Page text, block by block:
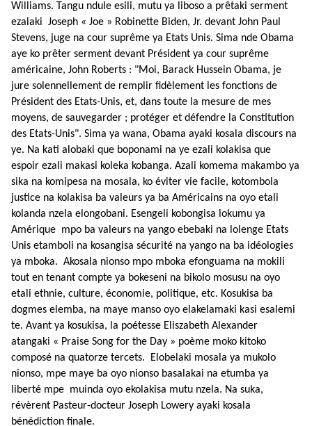
Williams. Tangu ndule esili, mutu ya liboso a prêtaki serment
ezalaki Joseph « Joe » Robinette Biden, Jr. devant John Paul
Stevens, juge na cour suprême ya Etats Unis. Sima nde Obama
aye ko prêter serment devant Président ya cour suprême
américaine, John Roberts : "Moi, Barack Hussein Obama, je
jure solennellement de remplir fidèlement les fonctions de
Président des Etats-Unis, et, dans toute la mesure de mes
moyens, de sauvegarder ; protéger et défendre la Constitution
des Etats-Unis". Sima ya wana, Obama ayaki kosala discours na
ye. Na kati alobaki que boponami na ye ezali kolakisa que
espoir ezali makasi koleka kobanga. Azali komema makambo ya
sika na komipesa na mosala, ko éviter vie facile, kotombola
justice na kolakisa ba valeurs ya ba Américains na oyo etali
kolanda nzela elongobani. Esengeli kobongisa lokumu ya
Amérique mpo ba valeurs na yango ebebaki na lolenge Etats
Unis etamboli na kosangisa sécurité na yango na ba idéologies
ya mboka. Akosala nionso mpo mboka efonguama na mokili
tout en tenant compte ya bokeseni na bikolo mosusu na oyo
etali ethnie, culture, économie, politique, etc. Kosukisa ba
dogmes elemba, na maye manso oyo elakelamaki kasi esalemi
te. Avant ya kosukisa, la poétesse Eliszabeth Alexander
atangaki « Praise Song for the Day » poème moko kitoko
composé na quatorze tercets. Elobelaki mosala ya mukolo
nionso, mpe maye ba oyo nionso basalakai na etumba ya
liberté mpe muinda oyo ekolakisa mutu nzela. Na suka,
révèrent Pasteur-docteur Joseph Lowery ayaki kosala
bénédiction finale.